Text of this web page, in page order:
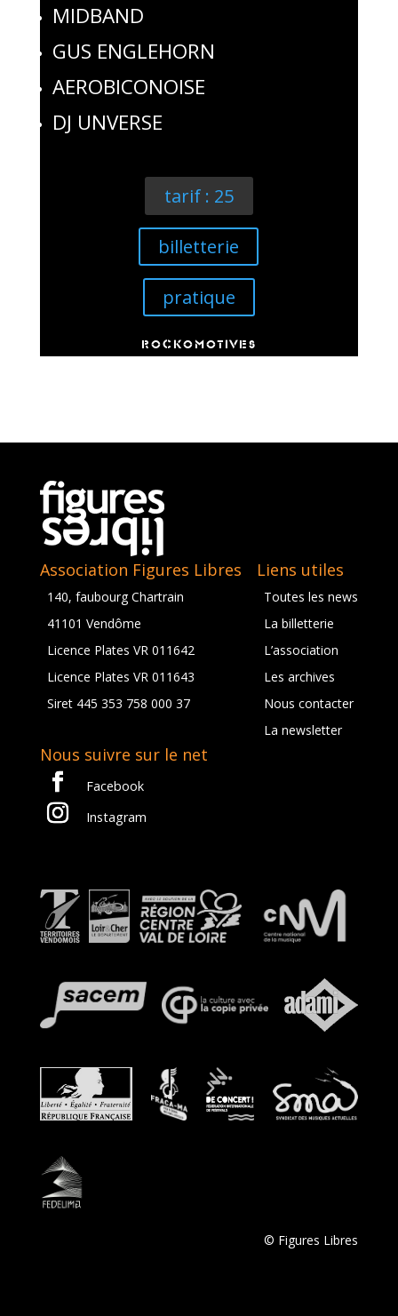
MIDBAND
GUS ENGLEHORN
AEROBICONOISE
DJ UNVERSE
tarif : 25
billetterie
pratique
ROCKOMOTIVES
Association Figures Libres
140, faubourg Chartrain
41101 Vendôme
Licence Plates VR 011642
Licence Plates VR 011643
Siret 445 353 758 000 37
Liens utiles
Toutes les news
La billetterie
L’association
Les archives
Nous contacter
La newsletter
Nous suivre sur le net
Facebook
Instagram
© Figures Libres